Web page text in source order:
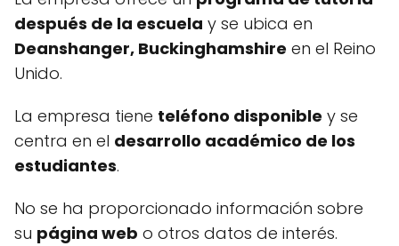
después de la escuela y se ubica en
Deanshanger, Buckinghamshire en el Reino
Unido.
La empresa tiene teléfono disponible y se
centra en el desarrollo académico de los
estudiantes.
No se ha proporcionado información sobre
su página web o otros datos de interés.